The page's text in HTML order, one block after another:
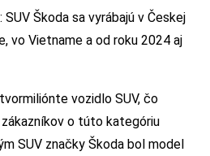
Škoda sa vyrábajú v Českej
vo Vietname a od roku 2024 aj
vozidlo SUV, čo
o túto kategóriu
SUV značky Škoda bol model